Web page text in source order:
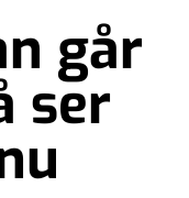
går
ser